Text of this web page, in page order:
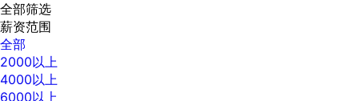
全部筛选
薪资范围
全部
2000以上
4000以上
6000以上